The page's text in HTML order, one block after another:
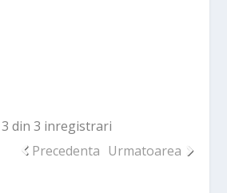
din 3 inregistrari
Precedenta Urmatoarea